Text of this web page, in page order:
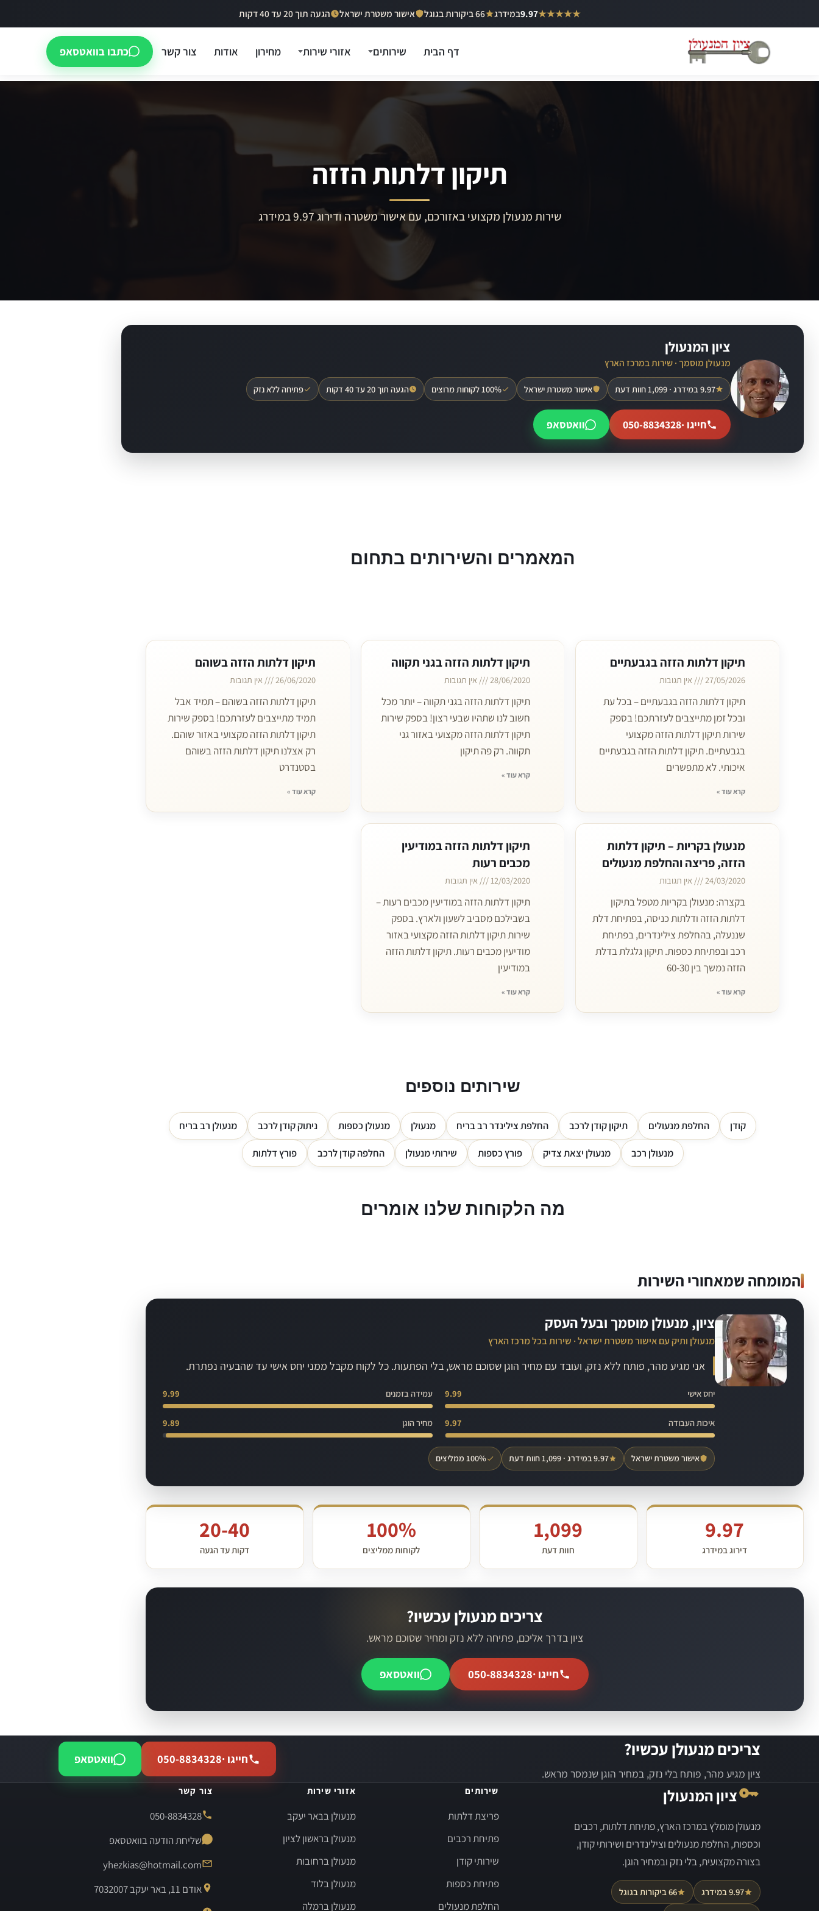
לתוכן
★★★★★
9.97במידרג 66 ביקורות בגוגל אישור משטרת ישראל הגעה תוך 20 עד 40 דקות
דף הבית שירותים אזורי שירות מחירון אודות צור קשר כתבו בוואטסאפ
תיקון דלתות הזזה
שירות מנעולן מקצועי באזורכם, עם אישור משטרה ודירוג 9.97 במידרג
ציון המנעולן
מנעולן מוסמך · שירות במרכז הארץ
9.97 במידרג · 1,099 חוות דעת אישור משטרת ישראל 100% לקוחות מרוצים הגעה תוך 20 עד 40 דקות פתיחה ללא נזק
חייגו ·050-8834328 וואטסאפ
המאמרים והשירותים בתחום
תיקון דלתות הזזה בגבעתיים
27/05/2026 אין תגובות
תיקון דלתות הזזה בגבעתיים – בכל עת
ובכל זמן מתייצבים לעזרתכם! בספק
שירות תיקון דלתות הזזה מקצועי
בגבעתיים. תיקון דלתות הזזה בגבעתיים
איכותי. לא מתפשרים
קרא עוד »
תיקון דלתות הזזה בגני תקווה
28/06/2020 אין תגובות
תיקון דלתות הזזה בגני תקווה – יותר מכל
חשוב לנו שתהיו שבעי רצון! בספק שירות
תיקון דלתות הזזה מקצועי באזור גני
תקווה. רק פה תיקון
קרא עוד »
תיקון דלתות הזזה בשוהם
26/06/2020 אין תגובות
תיקון דלתות הזזה בשוהם – תמיד אבל
תמיד מתייצבים לעזרתכם! בספק שירות
תיקון דלתות הזזה מקצועי באזור שוהם.
רק אצלנו תיקון דלתות הזזה בשוהם
בסטנדרט
קרא עוד »
מנעולן בקריות – תיקון דלתות
הזזה, פריצה והחלפת מנעולים
24/03/2020 אין תגובות
בקצרה: מנעולן בקריות מטפל בתיקון
דלתות הזזה ודלתות כניסה, בפתיחת דלת
שננעלה, בהחלפת צילינדרים, בפתיחת
רכב ובפתיחת כספות. תיקון גלגלת בדלת
הזזה נמשך בין 60-30
קרא עוד »
תיקון דלתות הזזה במודיעין
מכבים רעות
12/03/2020 אין תגובות
תיקון דלתות הזזה במודיעין מכבים רעות –
בשבילכם מסביב לשעון ולארץ. בספק
שירות תיקון דלתות הזזה מקצועי באזור
מודיעין מכבים רעות. תיקון דלתות הזזה
במודיעין
קרא עוד »
שירותים נוספים
קודן החלפת מנעולים תיקון קודן לרכב החלפת צילינדר רב בריח מנעולן מנעולן כספות ניתוק קודן לרכב מנעולן רב בריח
מנעולן רכב מנעולן יצאת צדיק פורץ כספות שירותי מנעולן החלפה קודן לרכב פורץ דלתות
מה הלקוחות שלנו אומרים
המומחה שמאחורי השירות
ציון, מנעולן מוסמך ובעל העסק
מנעולן ותיק עם אישור משטרת ישראל · שירות בכל מרכז הארץ
אני מגיע מהר, פותח ללא נזק, ועובד עם מחיר הוגן שסוכם מראש, בלי הפתעות. כל לקוח מקבל ממני יחס אישי עד שהבעיה נפתרת.
יחס אישי 9.99 עמידה בזמנים 9.99
איכות העבודה 9.97 מחיר הוגן 9.89
אישור משטרת ישראל 9.97 במידרג · 1,099 חוות דעת 100% ממליצים
9.97
דירוג במידרג
1,099
חוות דעת
100%
לקוחות ממליצים
20-40
דקות עד הגעה
צריכים מנעולן עכשיו?
ציון בדרך אליכם, פתיחה ללא נזק ומחיר שסוכם מראש.
חייגו ·050-8834328 וואטסאפ
צריכים מנעולן עכשיו?
ציון מגיע מהר, פותח בלי נזק, במחיר הוגן שנמסר מראש.
חייגו ·050-8834328 וואטסאפ
ציון המנעולן
מנעולן מומלץ במרכז הארץ, פתיחת דלתות, רכבים
וכספות, החלפת מנעולים וצילינדרים ושירותי קודן,
בצורה מקצועית, בלי נזק ובמחיר הוגן.
9.97 במידרג 66 ביקורות בגוגל
שירותים
פריצת דלתות
פתיחת רכבים
שירותי קודן
פתיחת כספות
החלפת מנעולים
אזורי שירות
מנעולן בבאר יעקב
מנעולן בראשון לציון
מנעולן ברחובות
מנעולן בלוד
מנעולן ברמלה
צור קשר
050-8834328
שליחת הודעה בוואטסאפ
yhezkias@hotmail.com
אודם 11, באר יעקב 7032007